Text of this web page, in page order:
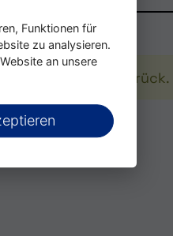
Sie alle Filter zurück.
Funktionen für
zu analysieren.
an unsere